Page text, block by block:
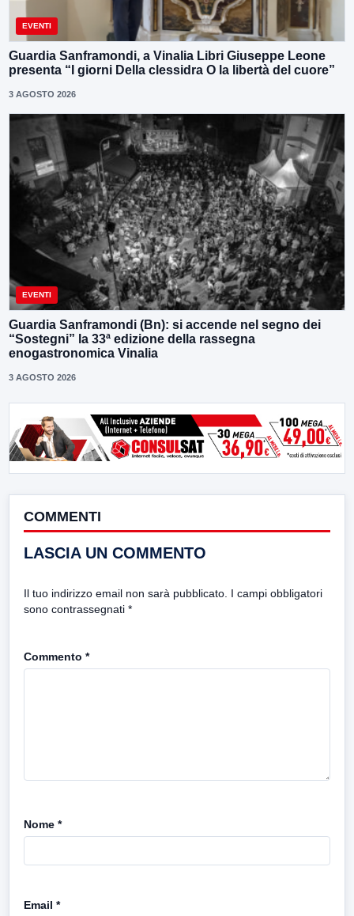
EVENTI
Guardia Sanframondi, a Vinalia Libri Giuseppe Leone
presenta “I giorni Della clessidra O la libertà del cuore”
3 AGOSTO 2026
EVENTI
Guardia Sanframondi (Bn): si accende nel segno dei
“Sostegni” la 33ª edizione della rassegna
enogastronomica Vinalia
3 AGOSTO 2026
COMMENTI
LASCIA UN COMMENTO
Il tuo indirizzo email non sarà pubblicato. I campi obbligatori
sono contrassegnati *
Commento *
Nome *
Email *